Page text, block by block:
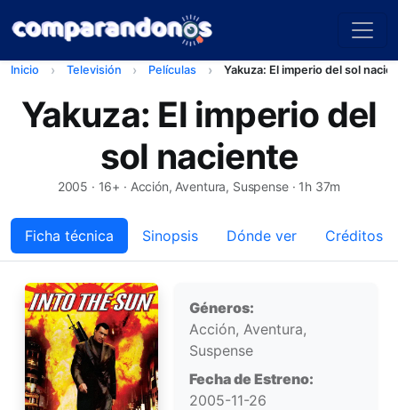
Inicio Televisión Películas Yakuza: El imperio del sol
Yakuza: El imperio del
sol naciente
2005 · 16+ · Acción, Aventura, Suspense · 1h 37m
Ficha técnica Sinopsis Dónde ver Créditos
Ficha técnica
Géneros:
Acción, Aventura,
Suspense
Fecha de Estreno:
2005-11-26